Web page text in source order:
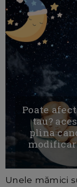
Poate
tau?
plina
Unele mămici